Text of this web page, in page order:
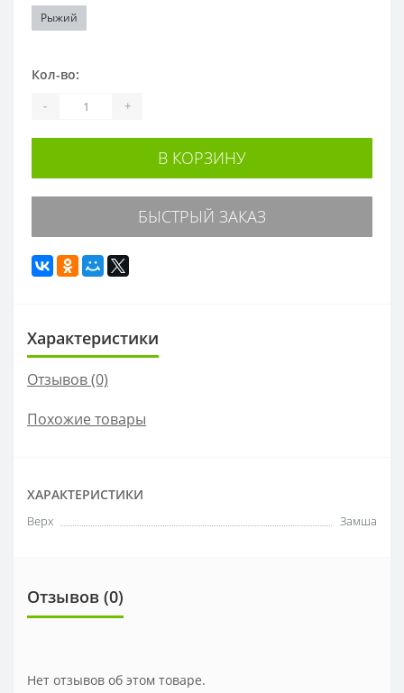
Рыжий
Кол-во:
- +
В КОРЗИНУ
БЫСТРЫЙ ЗАКАЗ
Характеристики
Отзывов (0)
Похожие товары
ХАРАКТЕРИСТИКИ
Верх Замша
Отзывов (0)
Нет отзывов об этом товаре.